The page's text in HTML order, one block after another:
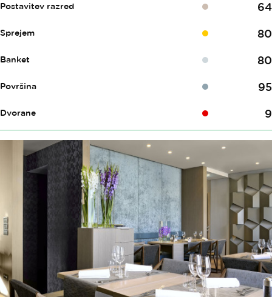
Postavitev razred 64
Sprejem 80
Banket 80
Površina 95
Dvorane 9